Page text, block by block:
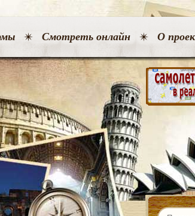
Смотреть онлайн О